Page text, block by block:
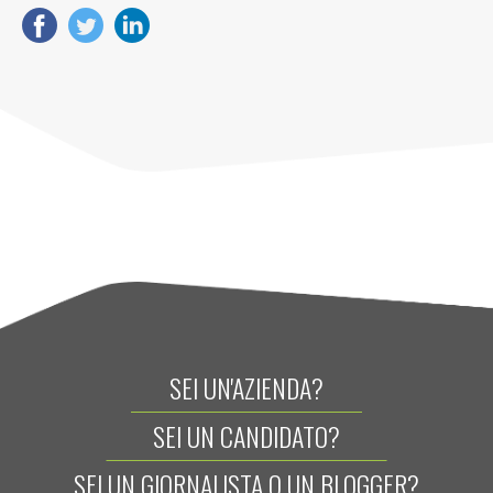
SEI UN'AZIENDA?
SEI UN CANDIDATO?
SEI UN GIORNALISTA O UN BLOGGER?